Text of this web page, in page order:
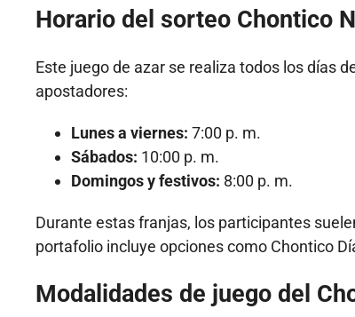
Horario del sorteo Chontico
Este juego de azar se realiza todos los días
apostadores:
Lunes a viernes: 7:00 p. m.
Sábados: 10:00 p. m.
Domingos y festivos: 8:00 p. m.
Durante estas franjas, los participantes
portafolio incluye opciones como Chontico
Modalidades de juego del